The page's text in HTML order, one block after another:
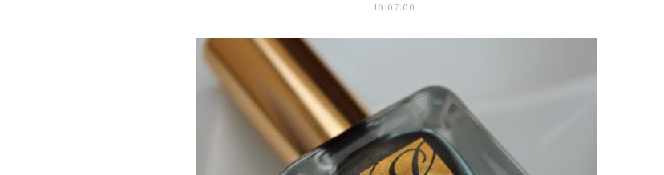
16:07:00